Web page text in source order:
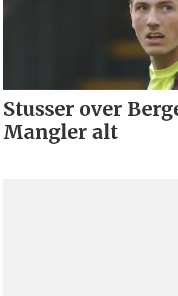
Stusser over
Mangler alt